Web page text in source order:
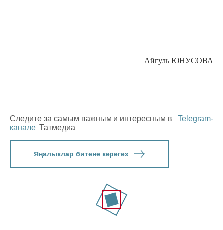
Айгуль ЮНУСОВА
Следите за самым важным и интересным в
Telegram-
канале Татмедиа
Яңалыклар битенә керегез